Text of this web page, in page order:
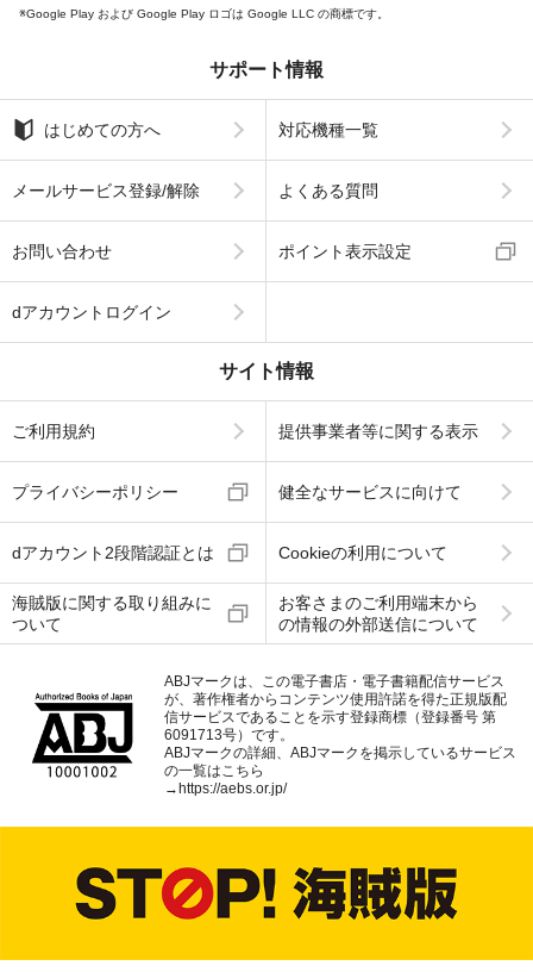
Google Play および Google Play ロゴは Google LLC の商標です。
サポート情報
はじめての方へ 対応機種一覧
メールサービス登録/解除 よくある質問
お問い合わせ ポイント表示設定
dアカウントログイン
サイト情報
ご利用規約 提供事業者等に関する表示
プライバシーポリシー 健全なサービスに向けて
dアカウント2段階認証とは Cookieの利用について
海賊版に関する取り組みに
ついて
お客さまのご利用端末から
の情報の外部送信について
ABJマークは、この電子書店・電子書籍配信サービス
が、著作権者からコンテンツ使用許諾を得た正規版配
信サービスであることを示す登録商標（登録番号 第
6091713号）です。
ABJマークの詳細、ABJマークを掲示しているサービス
の一覧はこちら
→https://aebs.or.jp/